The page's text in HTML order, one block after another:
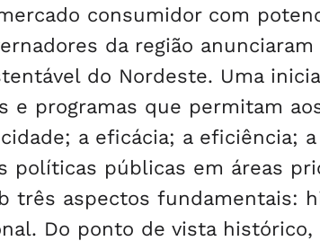
consumidor com
da região
do Nordeste. Uma
e programas que permitam
a eficácia; a eficiência;
políticas públicas em áreas
três aspectos fundamentais:
Do ponto de vista histórico,